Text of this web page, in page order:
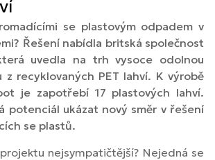
se plastovým odpadem v
Řešení nabídla britská společnost
uvedla na trh vysoce odolnou
z recyklovaných PET lahví. K výrobě
je zapotřebí 17 plastových lahví.
potenciál ukázat nový směr v řešení
se plastů.
nejsympatičtější? Nejedná se